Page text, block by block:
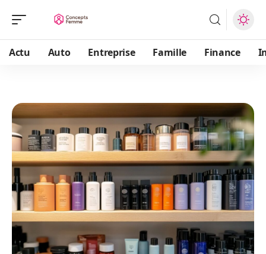
Actu Auto Entreprise Famille Finance